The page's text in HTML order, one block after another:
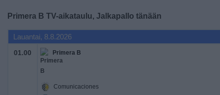
Primera B TV-aikataulu, Jalkapallo tänään
Lauantai, 8.8.2026
01.00 Primera B
Comunicaciones